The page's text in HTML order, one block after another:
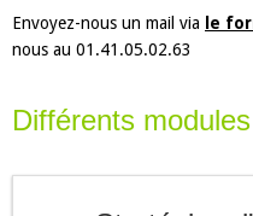
Envoyez-nous un mail via le
nous au 01.41.05.02.63
Différents